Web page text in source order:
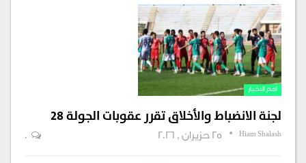
اهم الاخبار
لجنة الانضباط والأخلاق تقرر عقوبات الجولة 28
Hiam Shalash 25 حزيران , 2026 0